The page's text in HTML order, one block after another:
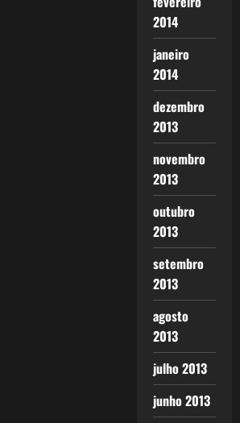
2014
janeiro
2014
dezembro
2013
novembro
2013
outubro
2013
setembro
2013
agosto
2013
julho 2013
junho 2013